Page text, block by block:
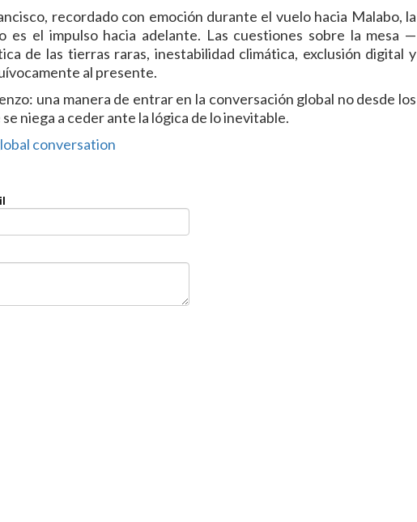
recordado con emoción durante el vuelo hacia Malabo, la
es el impulso hacia adelante. Las cuestiones sobre la mesa —
de las tierras raras, inestabilidad climática, exclusión digital y
al presente.
una manera de entrar en la conversación global no desde los
niega a ceder ante la lógica de lo inevitable.
conversation